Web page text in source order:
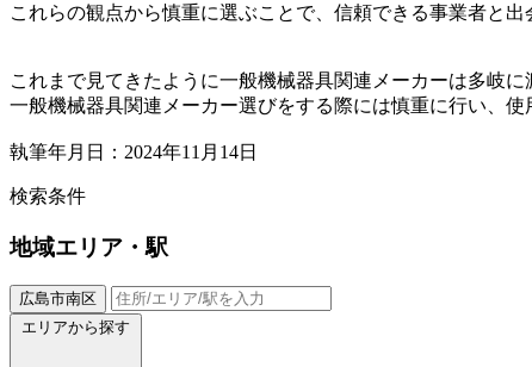
これらの観点から慎重に選ぶことで、信頼できる事業者と出
これまで見てきたように一般機械器具関連メーカーは多岐
一般機械器具関連メーカー選びをする際には慎重に行い、使
執筆年月日：2024年11月14日
検索条件
地域エリア・駅
広島市南区
エリアから探す